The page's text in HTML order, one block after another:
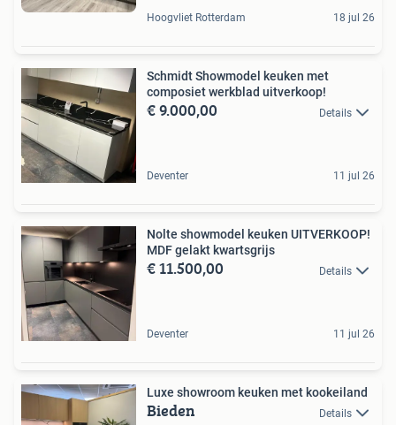
Hoogvliet Rotterdam 18 jul 26
Schmidt Showmodel keuken met
composiet werkblad uitverkoop!
€ 9.000,00 Details
Deventer 11 jul 26
Nolte showmodel keuken UITVERKOOP!
MDF gelakt kwartsgrijs
€ 11.500,00 Details
Deventer 11 jul 26
Luxe showroom keuken met kookeiland
Bieden Details